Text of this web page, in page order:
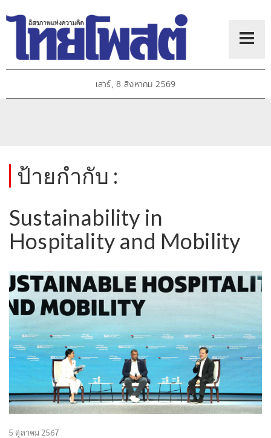
เสาร์, 8 สิงหาคม 2569
ป้ายกำกับ :
Sustainability in
Hospitality and Mobility
5 ตุลาคม 2567